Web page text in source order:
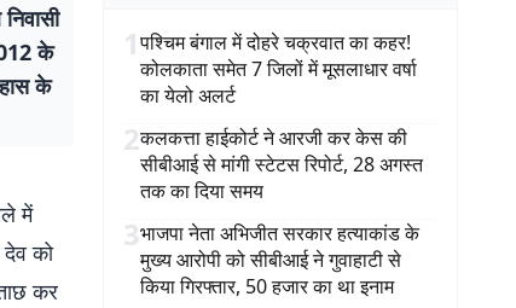
के
के
में
को
कर
1पश्चिम बंगाल में दोहरे चक्रवात का कहर!
कोलकाता समेत 7 जिलों में मूसलाधार वर्षा
का येलो अलर्ट
2कलकत्ता हाईकोर्ट ने आरजी कर केस की
सीबीआई से मांगी स्टेटस रिपोर्ट, 28 अगस्त
तक का दिया समय
3भाजपा नेता अभिजीत सरकार हत्याकांड के
मुख्य आरोपी को सीबीआई ने गुवाहाटी से
किया गिरफ्तार, 50 हजार का था इनाम